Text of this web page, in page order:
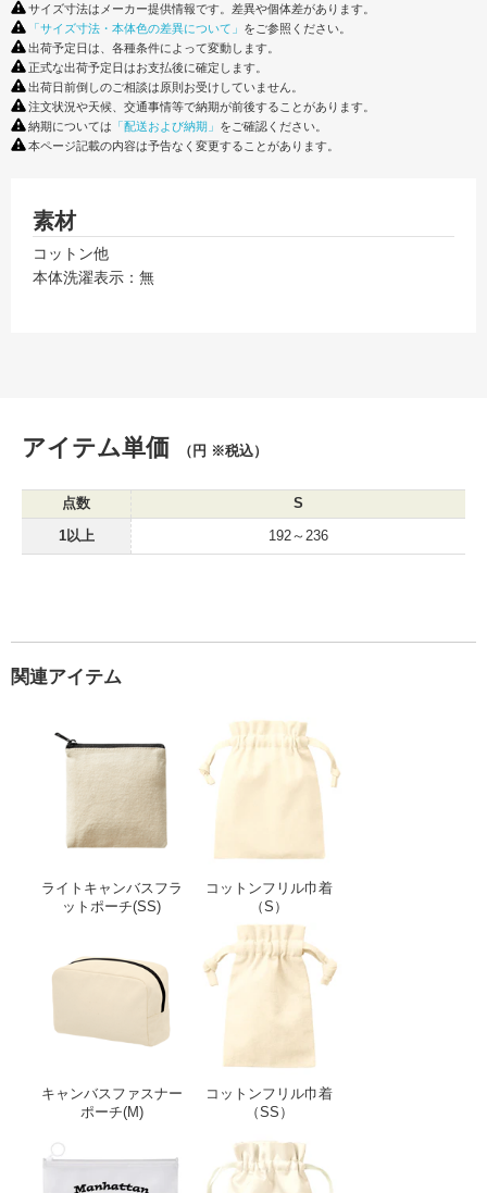
サイズ寸法はメーカー提供情報です。差異や個体差があります。
「サイズ寸法・本体色の差異について」 をご参照ください。
出荷予定日は、各種条件によって変動します。
正式な出荷予定日はお支払後に確定します。
出荷日前倒しのご相談は原則お受けしていません。
注文状況や天候、交通事情等で納期が前後することがあります。
納期については 「配送および納期」 をご確認ください。
本ページ記載の内容は予告なく変更することがあります。
素材
コットン他
本体洗濯表示：無
アイテム単価 （円 ※税込）
点数 S
1以上 192～236
関連アイテム
ライトキャンバスフラ
ットポーチ(SS)
ライトキャンバスフラットポーチ(SS)
コットンフリル巾着
（S）
キャンバスファスナー
ポーチ(M)
キャンバスファスナーポーチ(M)
コットンフリル巾着
（SS）